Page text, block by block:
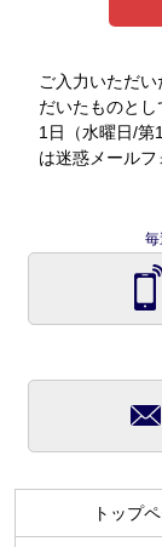
ご入力いただ
だいたものとし
1日（水曜日/第
は迷惑メールフ
トップ